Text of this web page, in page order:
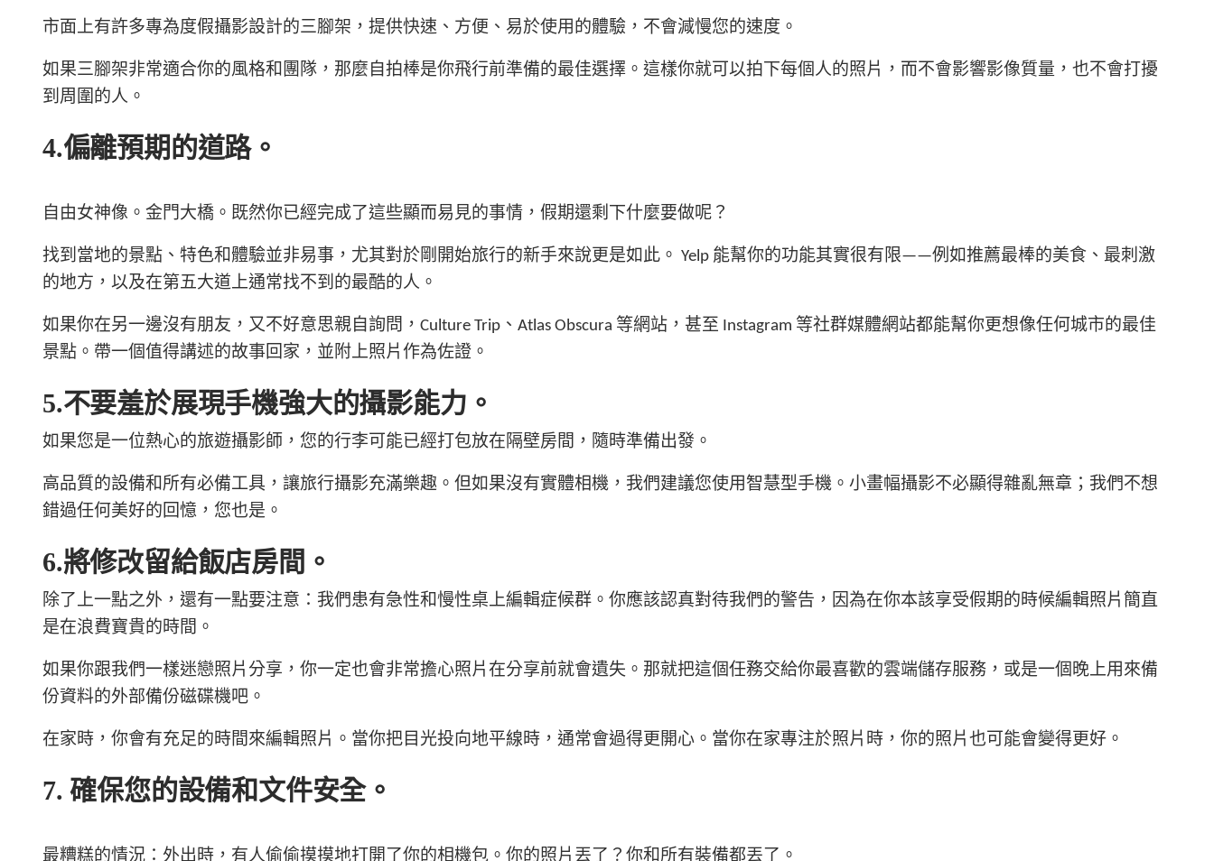
市面上有許多專為度假攝影設計的三腳架，提供快速、方便、易於使用的體驗，不會減慢您的速度。
如果三腳架非常適合你的風格和團隊，那麼自拍棒是你飛行前準備的最佳選擇。這樣你就可以拍下每個人的照片，而不會影響影像質量，也不會打擾
到周圍的人。
4.偏離預期的道路。
自由女神像。金門大橋。既然你已經完成了這些顯而易見的事情，假期還剩下什麼要做呢？
找到當地的景點、特色和體驗並非易事，尤其對於剛開始旅行的新手來說更是如此。 Yelp 能幫你的功能其實很有限——例如​​推薦最棒的美食、最刺激
的地方，以及在第五大道上通常找不到的最酷的人。
如果你在另一邊沒有朋友，又不好意思親自詢問，Culture Trip、Atlas Obscura 等網站，甚至 Instagram 等社群媒體網站都能幫你更想像任何城市的最佳
景點。帶一個值得講述的故事回家，並附上照片作為佐證。
5.不要羞於展現手機強大的攝影能力。
如果您是一位熱心的旅遊攝影師，您的行李可能已經打包放在隔壁房間，隨時準備出發。
高品質的設備和所有必備工具，讓旅行攝影充滿樂趣。但如果沒有實體相機，我們建議您使用智慧型手機。小畫幅攝影不必顯得雜亂無章；我們不想
錯過任何美好的回憶，您也是。
6.將修改留給飯店房間。
除了上一點之外，還有一點要注意：我們患有急性和慢性桌上編輯症候群。你應該認真對待我們的警告，因為在你本該享受假期的時候編輯照片簡直
是在浪費寶貴的時間。
如果你跟我們一樣迷戀照片分享，你一定也會非常擔心照片在分享前就會遺失。那就把這個任務交給你最喜歡的雲端儲存服務，或是一個晚上用來備
份資料的外部備份磁碟機吧。
在家時，你會有充足的時間來編輯照片。當你把目光投向地平線時，通常會過得更開心。當你在家專注於照片時，你的照片也可能會變得更好。
7. 確保您的設備和文件安全。
最糟糕的情況：外出時，有人偷偷摸摸地打開了你的相機包。你的照片丟了？你和所有裝備都丟了。